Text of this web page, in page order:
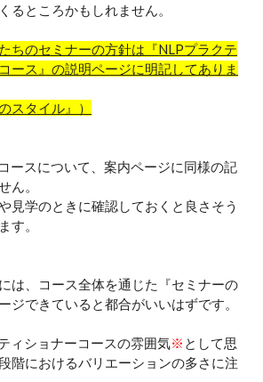
るところかもしれません。
ちのセミナーの方針は『NLPプラクテ
ース』の説明ページに明記してありま
スタイル』）
ースについて、案内ページに同様の記
ん。
見学のときに確認しておくと良さそう
す。
は、コース全体を通じた『セミナーの
ジできていると都合がいいはずです。
ィショナーコースの雰囲気※ として思
階におけるバリエーションの多さに注